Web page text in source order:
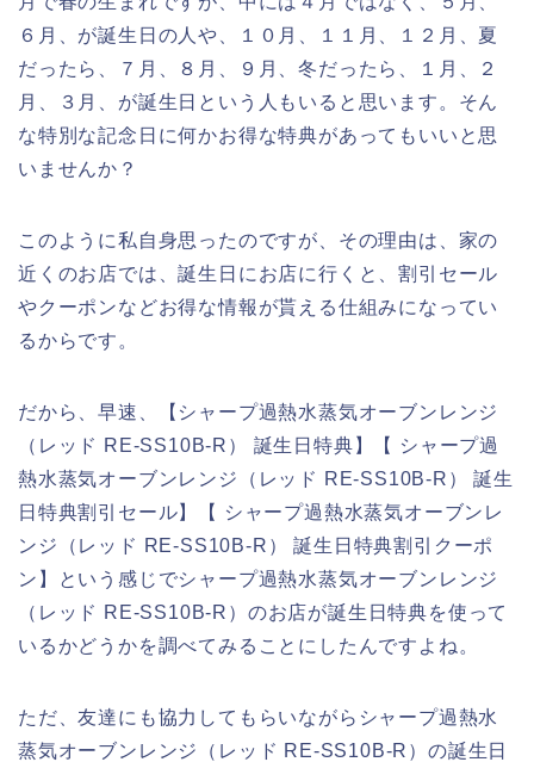
６月、が誕生日の人や、１０月、１１月、１２月、夏
だったら、７月、８月、９月、冬だったら、１月、２
月、３月、が誕生日という人もいると思います。そん
な特別な記念日に何かお得な特典があってもいいと思
いませんか？
このように私自身思ったのですが、その理由は、家の
近くのお店では、誕生日にお店に行くと、割引セール
やクーポンなどお得な情報が貰える仕組みになってい
るからです。
だから、早速、【シャープ過熱水蒸気オーブンレンジ
（レッド RE-SS10B-R） 誕生日特典】【 シャープ過
熱水蒸気オーブンレンジ（レッド RE-SS10B-R） 誕生
日特典割引セール】【 シャープ過熱水蒸気オーブンレ
ンジ（レッド RE-SS10B-R） 誕生日特典割引クーポ
ン】という感じでシャープ過熱水蒸気オーブンレンジ
（レッド RE-SS10B-R）のお店が誕生日特典を使って
いるかどうかを調べてみることにしたんですよね。
ただ、友達にも協力してもらいながらシャープ過熱水
蒸気オーブンレンジ（レッド RE-SS10B-R）の誕生日